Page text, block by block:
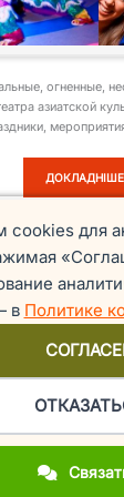
для
в Политике
огненные,
азиатской
У-
ВЭЙ
Кавказ